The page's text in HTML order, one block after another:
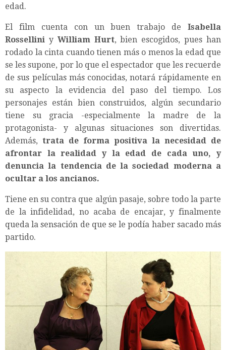
edad.
El film cuenta con un buen trabajo de Isabella
Rossellini y William Hurt, bien escogidos, pues han
rodado la cinta cuando tienen más o menos la edad que
se les supone, por lo que el espectador que les recuerde
de sus películas más conocidas, notará rápidamente en
su aspecto la evidencia del paso del tiempo. Los
personajes están bien construidos, algún secundario
tiene su gracia -especialmente la madre de la
protagonista- y algunas situaciones son divertidas.
Además, trata de forma positiva la necesidad de
afrontar la realidad y la edad de cada uno, y
denuncia la tendencia de la sociedad moderna a
ocultar a los ancianos.
Tiene en su contra que algún pasaje, sobre todo la parte
de la infidelidad, no acaba de encajar, y finalmente
queda la sensación de que se le podía haber sacado más
partido.